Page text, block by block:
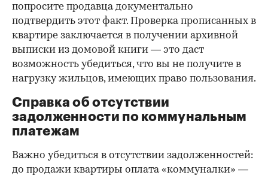
попросите продавца документально
подтвердить этот факт. Проверка прописанных в
квартире заключается в получении архивной
выписки из домовой книги — это даст
возможность убедиться, что вы не получите в
нагрузку жильцов, имеющих право пользования.
Справка об отсутствии
задолженности по коммунальным
платежам
Важно убедиться в отсутствии задолженностей:
до продажи квартиры оплата «коммуналки» —